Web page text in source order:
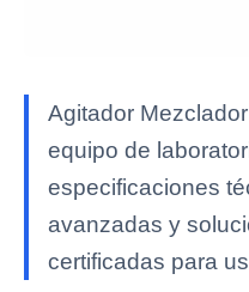
Agitador
equipo de
especificaciones
avanzadas y
certificadas para